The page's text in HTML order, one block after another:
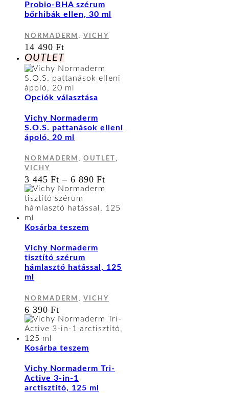
Probio-BHA szérum
bőrhibák ellen, 30 ml
NORMADERM , VICHY
14 490Ft
OUTLET
Opciók választása
több
A
a
termékoldalon
ki
Vichy Normaderm
S.O.S. pattanások elleni
ápoló, 20 ml
NORMADERM , OUTLET ,
VICHY
3 445Ft – 6 890Ft
-
Kosárba teszem
Vichy Normaderm
tisztító szérum
hámlasztó hatással, 125
ml
NORMADERM , VICHY
6 390Ft
Kosárba teszem
Vichy Normaderm Tri-
Active 3-in-1
arctisztító, 125 ml